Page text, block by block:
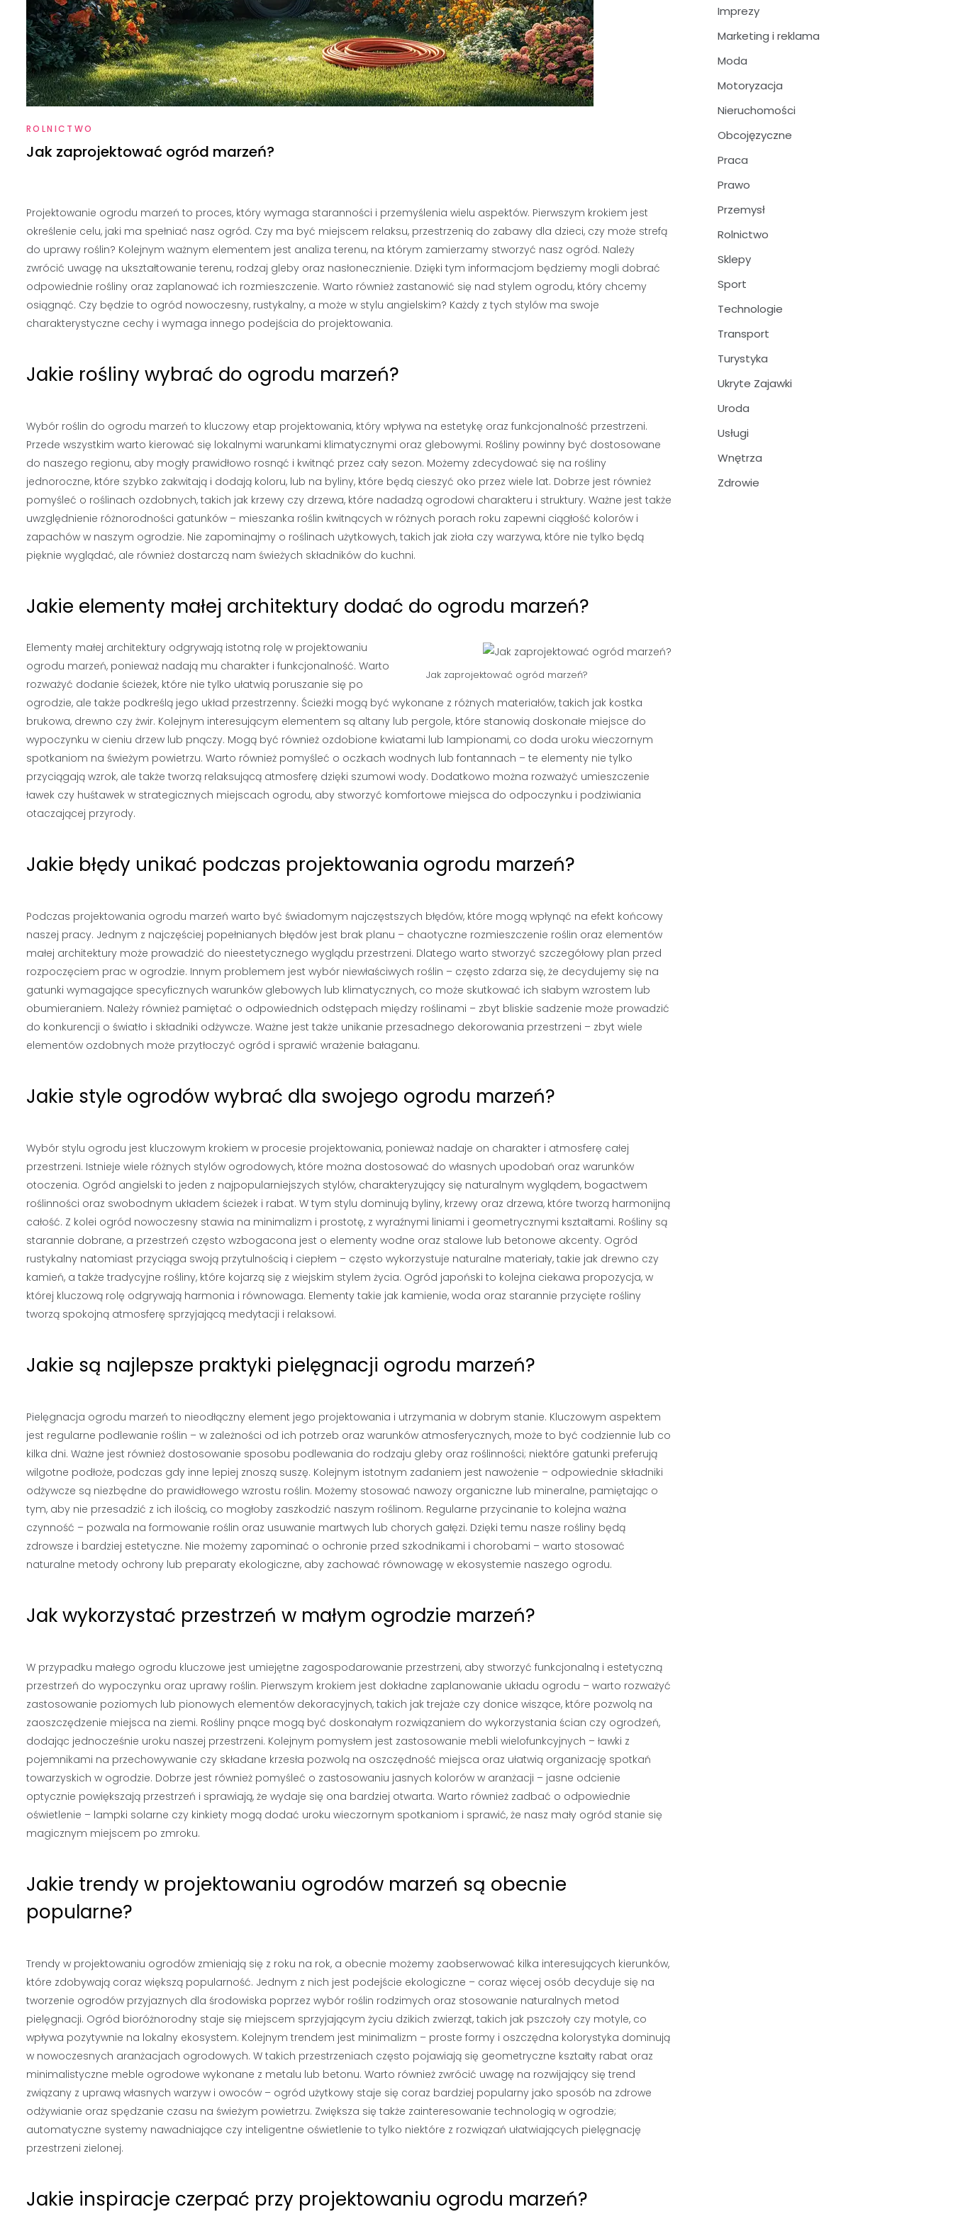
ROLNICTWO
Jak zaprojektować ogród marzeń?
Projektowanie ogrodu marzeń to proces, który wymaga staranności i przemyślenia wielu aspektów. Pierwszym krokiem jest
określenie celu, jaki ma spełniać nasz ogród. Czy ma być miejscem relaksu, przestrzenią do zabawy dla dzieci, czy może strefą
do uprawy roślin? Kolejnym ważnym elementem jest analiza terenu, na którym zamierzamy stworzyć nasz ogród. Należy
zwrócić uwagę na ukształtowanie terenu, rodzaj gleby oraz nasłonecznienie. Dzięki tym informacjom będziemy mogli dobrać
odpowiednie rośliny oraz zaplanować ich rozmieszczenie. Warto również zastanowić się nad stylem ogrodu, który chcemy
osiągnąć. Czy będzie to ogród nowoczesny, rustykalny, a może w stylu angielskim? Każdy z tych stylów ma swoje
charakterystyczne cechy i wymaga innego podejścia do projektowania.
Jakie rośliny wybrać do ogrodu marzeń?
Wybór roślin do ogrodu marzeń to kluczowy etap projektowania, który wpływa na estetykę oraz funkcjonalność przestrzeni.
Przede wszystkim warto kierować się lokalnymi warunkami klimatycznymi oraz glebowymi. Rośliny powinny być dostosowane
do naszego regionu, aby mogły prawidłowo rosnąć i kwitnąć przez cały sezon. Możemy zdecydować się na rośliny
jednoroczne, które szybko zakwitają i dodają koloru, lub na byliny, które będą cieszyć oko przez wiele lat. Dobrze jest również
pomyśleć o roślinach ozdobnych, takich jak krzewy czy drzewa, które nadadzą ogrodowi charakteru i struktury. Ważne jest także
uwzględnienie różnorodności gatunków – mieszanka roślin kwitnących w różnych porach roku zapewni ciągłość kolorów i
zapachów w naszym ogrodzie. Nie zapominajmy o roślinach użytkowych, takich jak zioła czy warzywa, które nie tylko będą
pięknie wyglądać, ale również dostarczą nam świeżych składników do kuchni.
Jakie elementy małej architektury dodać do ogrodu marzeń?
Jak zaprojektować ogród marzeń?
Elementy małej architektury odgrywają istotną rolę w projektowaniu
ogrodu marzeń, ponieważ nadają mu charakter i funkcjonalność. Warto
rozważyć dodanie ścieżek, które nie tylko ułatwią poruszanie się po
ogrodzie, ale także podkreślą jego układ przestrzenny. Ścieżki mogą być wykonane z różnych materiałów, takich jak kostka
brukowa, drewno czy żwir. Kolejnym interesującym elementem są altany lub pergole, które stanowią doskonałe miejsce do
wypoczynku w cieniu drzew lub pnączy. Mogą być również ozdobione kwiatami lub lampionami, co doda uroku wieczornym
spotkaniom na świeżym powietrzu. Warto również pomyśleć o oczkach wodnych lub fontannach – te elementy nie tylko
przyciągają wzrok, ale także tworzą relaksującą atmosferę dzięki szumowi wody. Dodatkowo można rozważyć umieszczenie
ławek czy huśtawek w strategicznych miejscach ogrodu, aby stworzyć komfortowe miejsca do odpoczynku i podziwiania
otaczającej przyrody.
Jakie błędy unikać podczas projektowania ogrodu marzeń?
Podczas projektowania ogrodu marzeń warto być świadomym najczęstszych błędów, które mogą wpłynąć na efekt końcowy
naszej pracy. Jednym z najczęściej popełnianych błędów jest brak planu – chaotyczne rozmieszczenie roślin oraz elementów
małej architektury może prowadzić do nieestetycznego wyglądu przestrzeni. Dlatego warto stworzyć szczegółowy plan przed
rozpoczęciem prac w ogrodzie. Innym problemem jest wybór niewłaściwych roślin – często zdarza się, że decydujemy się na
gatunki wymagające specyficznych warunków glebowych lub klimatycznych, co może skutkować ich słabym wzrostem lub
obumieraniem. Należy również pamiętać o odpowiednich odstępach między roślinami – zbyt bliskie sadzenie może prowadzić
do konkurencji o światło i składniki odżywcze. Ważne jest także unikanie przesadnego dekorowania przestrzeni – zbyt wiele
elementów ozdobnych może przytłoczyć ogród i sprawić wrażenie bałaganu.
Jakie style ogrodów wybrać dla swojego ogrodu marzeń?
Wybór stylu ogrodu jest kluczowym krokiem w procesie projektowania, ponieważ nadaje on charakter i atmosferę całej
przestrzeni. Istnieje wiele różnych stylów ogrodowych, które można dostosować do własnych upodobań oraz warunków
otoczenia. Ogród angielski to jeden z najpopularniejszych stylów, charakteryzujący się naturalnym wyglądem, bogactwem
roślinności oraz swobodnym układem ścieżek i rabat. W tym stylu dominują byliny, krzewy oraz drzewa, które tworzą harmonijną
całość. Z kolei ogród nowoczesny stawia na minimalizm i prostotę, z wyraźnymi liniami i geometrycznymi kształtami. Rośliny są
starannie dobrane, a przestrzeń często wzbogacona jest o elementy wodne oraz stalowe lub betonowe akcenty. Ogród
rustykalny natomiast przyciąga swoją przytulnością i ciepłem – często wykorzystuje naturalne materiały, takie jak drewno czy
kamień, a także tradycyjne rośliny, które kojarzą się z wiejskim stylem życia. Ogród japoński to kolejna ciekawa propozycja, w
której kluczową rolę odgrywają harmonia i równowaga. Elementy takie jak kamienie, woda oraz starannie przycięte rośliny
tworzą spokojną atmosferę sprzyjającą medytacji i relaksowi.
Jakie są najlepsze praktyki pielęgnacji ogrodu marzeń?
Pielęgnacja ogrodu marzeń to nieodłączny element jego projektowania i utrzymania w dobrym stanie. Kluczowym aspektem
jest regularne podlewanie roślin – w zależności od ich potrzeb oraz warunków atmosferycznych, może to być codziennie lub co
kilka dni. Ważne jest również dostosowanie sposobu podlewania do rodzaju gleby oraz roślinności; niektóre gatunki preferują
wilgotne podłoże, podczas gdy inne lepiej znoszą suszę. Kolejnym istotnym zadaniem jest nawożenie – odpowiednie składniki
odżywcze są niezbędne do prawidłowego wzrostu roślin. Możemy stosować nawozy organiczne lub mineralne, pamiętając o
tym, aby nie przesadzić z ich ilością, co mogłoby zaszkodzić naszym roślinom. Regularne przycinanie to kolejna ważna
czynność – pozwala na formowanie roślin oraz usuwanie martwych lub chorych gałęzi. Dzięki temu nasze rośliny będą
zdrowsze i bardziej estetyczne. Nie możemy zapominać o ochronie przed szkodnikami i chorobami – warto stosować
naturalne metody ochrony lub preparaty ekologiczne, aby zachować równowagę w ekosystemie naszego ogrodu.
Jak wykorzystać przestrzeń w małym ogrodzie marzeń?
W przypadku małego ogrodu kluczowe jest umiejętne zagospodarowanie przestrzeni, aby stworzyć funkcjonalną i estetyczną
przestrzeń do wypoczynku oraz uprawy roślin. Pierwszym krokiem jest dokładne zaplanowanie układu ogrodu – warto rozważyć
zastosowanie poziomych lub pionowych elementów dekoracyjnych, takich jak trejaże czy donice wiszące, które pozwolą na
zaoszczędzenie miejsca na ziemi. Rośliny pnące mogą być doskonałym rozwiązaniem do wykorzystania ścian czy ogrodzeń,
dodając jednocześnie uroku naszej przestrzeni. Kolejnym pomysłem jest zastosowanie mebli wielofunkcyjnych – ławki z
pojemnikami na przechowywanie czy składane krzesła pozwolą na oszczędność miejsca oraz ułatwią organizację spotkań
towarzyskich w ogrodzie. Dobrze jest również pomyśleć o zastosowaniu jasnych kolorów w aranżacji – jasne odcienie
optycznie powiększają przestrzeń i sprawiają, że wydaje się ona bardziej otwarta. Warto również zadbać o odpowiednie
oświetlenie – lampki solarne czy kinkiety mogą dodać uroku wieczornym spotkaniom i sprawić, że nasz mały ogród stanie się
magicznym miejscem po zmroku.
Jakie trendy w projektowaniu ogrodów marzeń są obecnie
popularne?
Trendy w projektowaniu ogrodów zmieniają się z roku na rok, a obecnie możemy zaobserwować kilka interesujących kierunków,
które zdobywają coraz większą popularność. Jednym z nich jest podejście ekologiczne – coraz więcej osób decyduje się na
tworzenie ogrodów przyjaznych dla środowiska poprzez wybór roślin rodzimych oraz stosowanie naturalnych metod
pielęgnacji. Ogród bioróżnorodny staje się miejscem sprzyjającym życiu dzikich zwierząt, takich jak pszczoły czy motyle, co
wpływa pozytywnie na lokalny ekosystem. Kolejnym trendem jest minimalizm – proste formy i oszczędna kolorystyka dominują
w nowoczesnych aranżacjach ogrodowych. W takich przestrzeniach często pojawiają się geometryczne kształty rabat oraz
minimalistyczne meble ogrodowe wykonane z metalu lub betonu. Warto również zwrócić uwagę na rozwijający się trend
związany z uprawą własnych warzyw i owoców – ogród użytkowy staje się coraz bardziej popularny jako sposób na zdrowe
odżywianie oraz spędzanie czasu na świeżym powietrzu. Zwiększa się także zainteresowanie technologią w ogrodzie;
automatyczne systemy nawadniające czy inteligentne oświetlenie to tylko niektóre z rozwiązań ułatwiających pielęgnację
przestrzeni zielonej.
Jakie inspiracje czerpać przy projektowaniu ogrodu marzeń?
Imprezy
Marketing i reklama
Moda
Motoryzacja
Nieruchomości
Obcojęzyczne
Praca
Prawo
Przemysł
Rolnictwo
Sklepy
Sport
Technologie
Transport
Turystyka
Ukryte Zajawki
Uroda
Usługi
Wnętrza
Zdrowie